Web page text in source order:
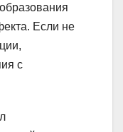
Если не
с